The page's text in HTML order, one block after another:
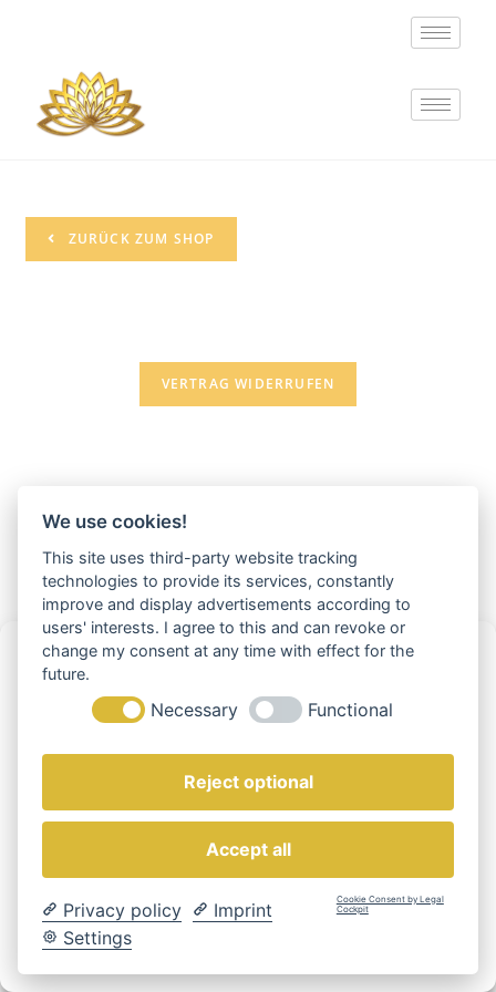
Cookie-Einwilligung verwalten
Um die besten Erfahrungen zu bieten, verwenden wir Technologien wie
Cookies, um Geräteinformationen zu speichern und/oder darauf
Daten wie das Surfverhalten oder eindeutige IDs auf dieser Website
verarbeiten. Die Nichteinwilligung oder der Widerruf der Einwilligung
kann bestimmte Merkmale und Funktionen beeinträchtigen.
Akzeptieren
Einstellungen anzeigen
ZURÜCK ZUM SHOP
VERTRAG WIDERRUFEN
We use cookies!
This site uses third-party website tracking
technologies to provide its services, constantly
improve and display advertisements according to
users' interests. I agree to this and can revoke or
change my consent at any time with effect for the
future.
Necessary Functional
Reject optional
Accept all
Privacy policy
Imprint
Settings
Cookie Consent by Legal
Cockpit